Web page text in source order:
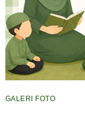
GALERI FOTO